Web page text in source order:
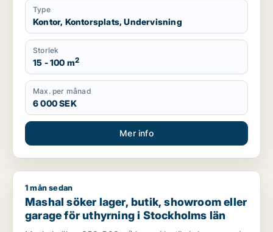
Type
Kontor, Kontorsplats, Undervisning
Storlek
15 - 100 m2
Max. per månad
6 000 SEK
Mer info
Mashal söker lager, butik, showroom eller garage för
1 mån sedan
Mashal söker lager, butik, showroom eller
garage för uthyrning i Stockholms län